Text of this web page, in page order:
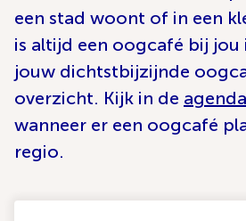
een stad woont of in een
is altijd een oogcafé bij jou
jouw dichtstbijzijnde
overzicht. Kijk in de agenda
wanneer er een oogcafé
regio.